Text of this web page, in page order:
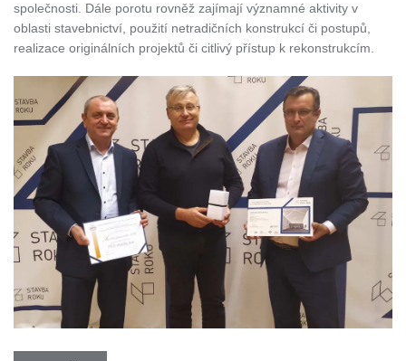
společnosti. Dále porotu rovněž zajímají významné aktivity v
oblasti stavebnictví, použití netradičních konstrukcí či postupů,
realizace originálních projektů či citlivý přístup k rekonstrukcím.